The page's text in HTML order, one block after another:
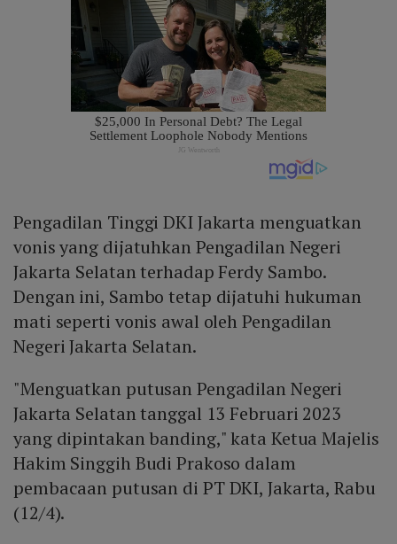
Pengadilan Tinggi DKI Jakarta menguatkan
vonis yang dijatuhkan Pengadilan Negeri
Jakarta Selatan terhadap Ferdy Sambo.
Dengan ini, Sambo tetap dijatuhi hukuman
mati seperti vonis awal oleh Pengadilan
Negeri Jakarta Selatan.
"Menguatkan putusan Pengadilan Negeri
Jakarta Selatan tanggal 13 Februari 2023
yang dipintakan banding," kata Ketua Majelis
Hakim Singgih Budi Prakoso dalam
pembacaan putusan di PT DKI, Jakarta, Rabu
(12/4).